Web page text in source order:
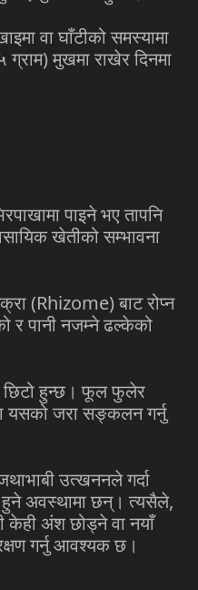
वा घाँटीको समस्यामा
मुखमा राखेर दिनमा
पाइने भए तापनि
खेतीको सम्भावना
(Rhizome) बाट रोप्न
र पानी नजम्ने ढल्केको
छिटो हुन्छ। फूल फुलेर
यसको जरा सङ्कलन गर्नु
उत्खननले गर्दा
अवस्थामा छन्। त्यसैले,
केही अंश छोड्ने वा नयाँ
गर्नु आवश्यक छ।